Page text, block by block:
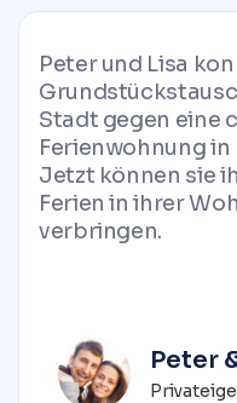
Peter und Lisa
Stadt gegen eine
Ferienwohnung
Jetzt können sie
Ferien in ihrer
verbringen.
Peter